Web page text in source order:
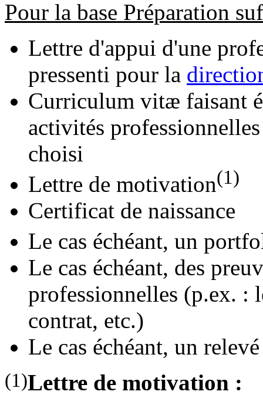
Pour la base Préparation
Lettre d'appui d'une
pressenti pour la
Curriculum vitæ faisant
activités
choisi
Lettre de motivation(1)
Certificat de naissance
Le cas échéant, un
Le cas échéant, des
professionnelles (p.ex. :
contrat, etc.)
Le cas échéant, un
(1)Lettre de motivation :